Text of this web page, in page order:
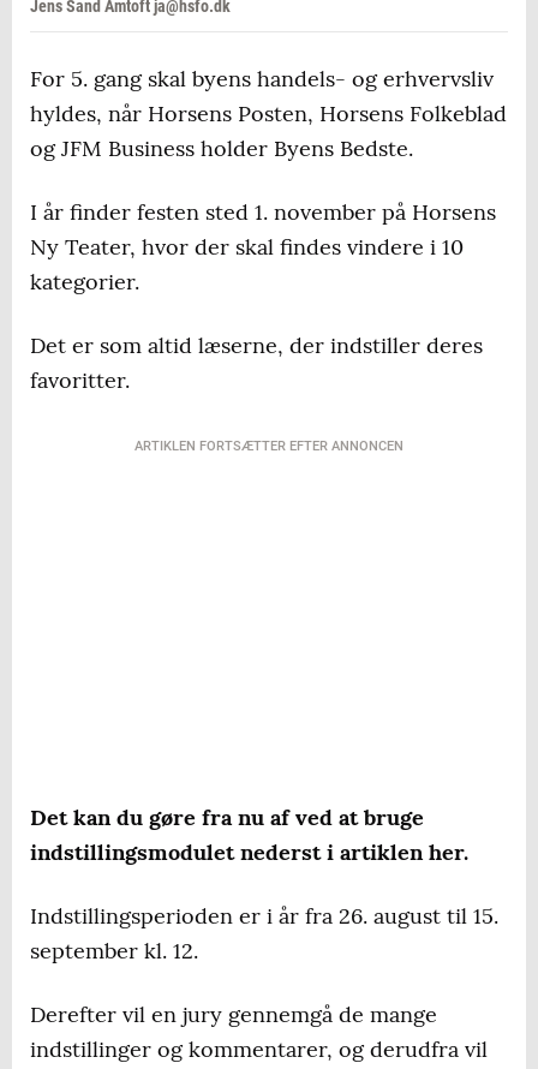
Jens Sand Amtoft ja@hsfo.dk
For 5. gang skal byens handels- og erhvervsliv
hyldes, når Horsens Posten, Horsens Folkeblad
og JFM Business holder Byens Bedste.
I år finder festen sted 1. november på Horsens
Ny Teater, hvor der skal findes vindere i 10
kategorier.
Det er som altid læserne, der indstiller deres
favoritter.
ARTIKLEN FORTSÆTTER EFTER ANNONCEN
Det kan du gøre fra nu af ved at bruge
indstillingsmodulet nederst i artiklen her.
Indstillingsperioden er i år fra 26. august til 15.
september kl. 12.
Derefter vil en jury gennemgå de mange
indstillinger og kommentarer, og derudfra vil